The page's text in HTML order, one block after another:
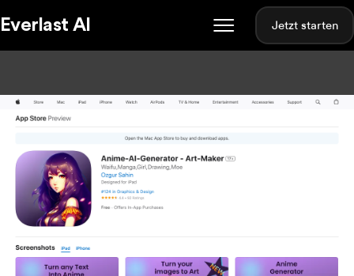
Everlast AI Jetzt starten